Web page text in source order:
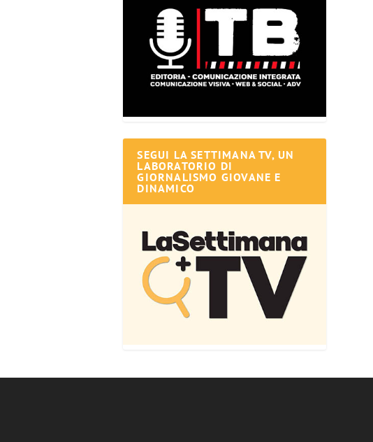
SEGUI LA SETTIMANA TV, UN
LABORATORIO DI
GIORNALISMO GIOVANE E
DINAMICO